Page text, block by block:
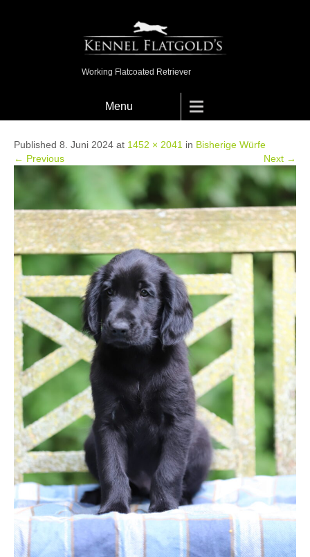
Working Flatcoated Retriever
Menu
Published 8. Juni 2024 at 1452 × 2041 in Bisherige Würfe
← Previous
Next →